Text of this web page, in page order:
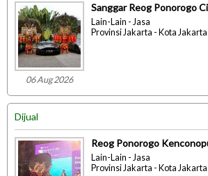
06 Aug 2026
Sanggar Reog Ponorogo
Lain-Lain - Jasa
Provinsi Jakarta - Kota
Dijual
Reog Ponorogo
Lain-Lain - Jasa
Provinsi Jakarta - Kota